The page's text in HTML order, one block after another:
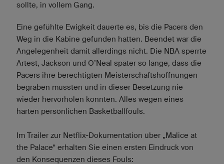
sollte, in vollem Gang.
Eine gefühlte Ewigkeit dauerte es, bis die Pacers den
Weg in die Kabine gefunden hatten. Beendet war die
Angelegenheit damit allerdings nicht. Die NBA sperrte
Artest, Jackson und O’Neal später so lange, dass die
Pacers ihre berechtigten Meisterschaftshoffnungen
begraben mussten und in dieser Besetzung nie
wieder hervorholen konnten. Alles wegen eines
harten persönlichen Basketballfouls.
Im Trailer zur Netflix-Dokumentation über „Malice at
the Palace“ erhalten Sie einen ersten Eindruck von
den Konsequenzen dieses Fouls: